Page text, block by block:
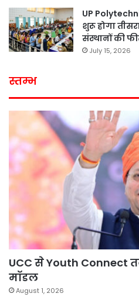
UP
शुरू होगा
संस्थानों की
July 15, 2026
स्तम्भ
UCC से Youth Connect
मॉडल
August 1, 2026